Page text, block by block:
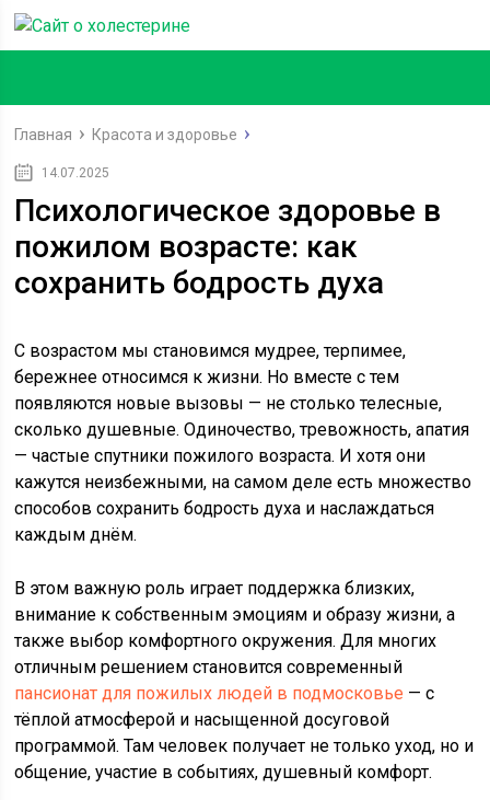
Главная Красота и здоровье
14.07.2025
Психологическое здоровье в
пожилом возрасте: как
сохранить бодрость духа
С возрастом мы становимся мудрее, терпимее,
бережнее относимся к жизни. Но вместе с тем
появляются новые вызовы — не столько телесные,
сколько душевные. Одиночество, тревожность, апатия
— частые спутники пожилого возраста. И хотя они
кажутся неизбежными, на самом деле есть множество
способов сохранить бодрость духа и наслаждаться
каждым днём.
В этом важную роль играет поддержка близких,
внимание к собственным эмоциям и образу жизни, а
также выбор комфортного окружения. Для многих
отличным решением становится современный
пансионат для пожилых людей в подмосковье — с
тёплой атмосферой и насыщенной досуговой
программой. Там человек получает не только уход, но и
общение, участие в событиях, душевный комфорт.